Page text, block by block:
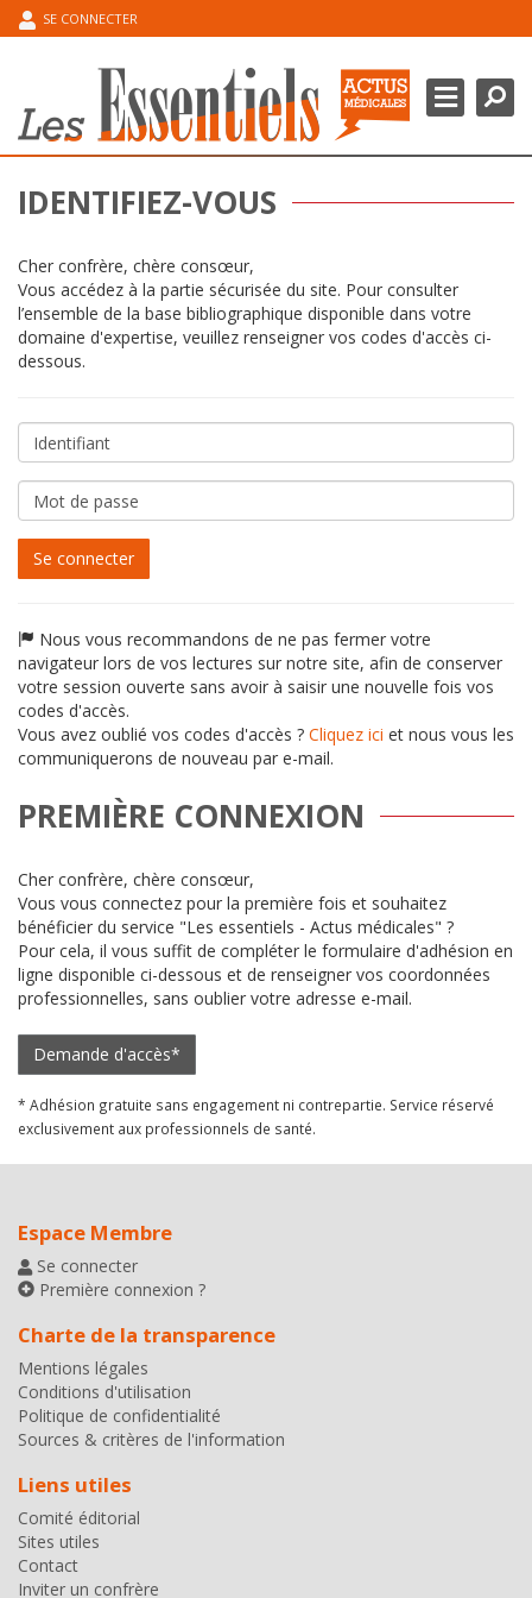
SE CONNECTER
IDENTIFIEZ-VOUS
Cher confrère, chère consœur,
Vous accédez à la partie sécurisée du site. Pour consulter
l’ensemble de la base bibliographique disponible dans votre
domaine d'expertise, veuillez renseigner vos codes d'accès ci-
dessous.
Identifiant
Mot
de
passe
Se connecter
Nous vous recommandons de ne pas fermer votre
navigateur lors de vos lectures sur notre site, afin de conserver
votre session ouverte sans avoir à saisir une nouvelle fois vos
codes d'accès.
Vous avez oublié vos codes d'accès ? Cliquez ici et nous vous les
communiquerons de nouveau par e-mail.
PREMIÈRE CONNEXION
Cher confrère, chère consœur,
Vous vous connectez pour la première fois et souhaitez
bénéficier du service "Les essentiels - Actus médicales" ?
Pour cela, il vous suffit de compléter le formulaire d'adhésion en
ligne disponible ci-dessous et de renseigner vos coordonnées
professionnelles, sans oublier votre adresse e-mail.
Demande d'accès*
* Adhésion gratuite sans engagement ni contrepartie. Service réservé
exclusivement aux professionnels de santé.
Espace Membre
Se connecter
Première connexion ?
Charte de la transparence
Mentions légales
Conditions d'utilisation
Politique de confidentialité
Sources & critères de l'information
Liens utiles
Comité éditorial
Sites utiles
Contact
Inviter un confrère
DOMAINES THÉRAPEUTIQUES
POINT DE L’EXPERT
ESPACE CONGRÈS
MA BIBLIOGRAPHIE